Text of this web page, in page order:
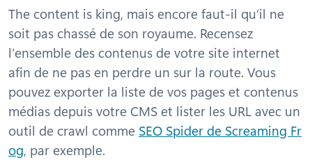
The content is king, mais encore faut-il qu’il ne
soit pas chassé de son royaume. Recensez
l’ensemble des contenus de votre site internet
afin de ne pas en perdre un sur la route. Vous
pouvez exporter la liste de vos pages et contenus
médias depuis votre CMS et lister les URL avec un
outil de crawl comme SEO Spider de Screaming Fr
og, par exemple.